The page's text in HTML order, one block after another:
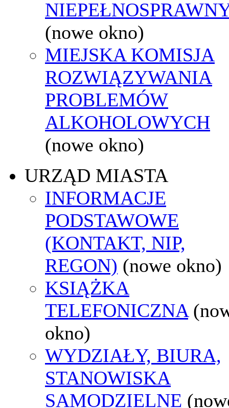
(nowe okno)
MIEJSKA KOMISJA
ROZWIĄZYWANIA
PROBLEMÓW
ALKOHOLOWYCH
(nowe okno)
URZĄD MIASTA
INFORMACJE
PODSTAWOWE
(KONTAKT, NIP,
REGON) (nowe okno)
KSIĄŻKA
TELEFONICZNA
okno)
WYDZIAŁY, BIURA,
STANOWISKA
SAMODZIELNE